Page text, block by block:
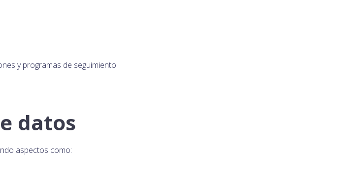
y programas de seguimiento.
datos
aspectos como: